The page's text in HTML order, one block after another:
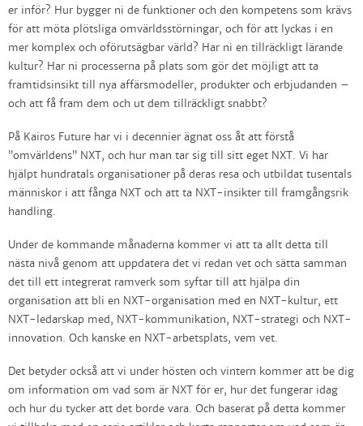
er inför? Hur bygger ni de funktioner och den kompetens som krävs
för att möta plötsliga omvärldsstörningar, och för att lyckas i en
mer komplex och oförutsägbar värld? Har ni en tillräckligt lärande
kultur? Har ni processerna på plats som gör det möjligt att ta
framtidsinsikt till nya affärsmodeller, produkter och erbjudanden –
och att få fram dem och ut dem tillräckligt snabbt?
På Kairos Future har vi i decennier ägnat oss åt att förstå
”omvärldens” NXT, och hur man tar sig till sitt eget NXT. Vi har
hjälpt hundratals organisationer på deras resa och utbildat tusentals
människor i att fånga NXT och att ta NXT-insikter till framgångsrik
handling.
Under de kommande månaderna kommer vi att ta allt detta till
nästa nivå genom att uppdatera det vi redan vet och sätta samman
det till ett integrerat ramverk som syftar till att hjälpa din
organisation att bli en NXT-organisation med en NXT-kultur, ett
NXT-ledarskap med, NXT-kommunikation, NXT-strategi och NXT-
innovation. Och kanske en NXT-arbetsplats, vem vet.
Det betyder också att vi under hösten och vintern kommer att be dig
om information om vad som är NXT för er, hur det fungerar idag
och hur du tycker att det borde vara. Och baserat på detta kommer